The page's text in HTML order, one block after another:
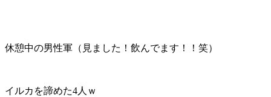
休憩中の男性軍（見ました！飲んでます！！笑）
イルカを諦めた4人ｗ